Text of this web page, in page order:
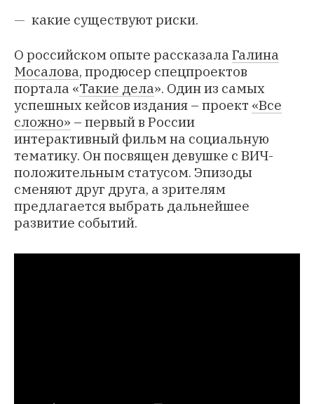
какие существуют риски.
О российском опыте рассказала Галина
Мосалова, продюсер спецпроектов
портала «Такие дела». Один из самых
успешных кейсов издания – проект «Все
сложно» – первый в России
интерактивный фильм на социальную
тематику. Он посвящен девушке с ВИЧ-
положительным статусом. Эпизоды
сменяют друг друга, а зрителям
предлагается выбрать дальнейшее
развитие событий.